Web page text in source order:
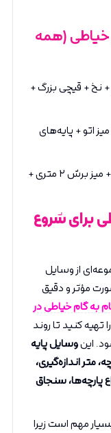
(همه
نخ + قیچی بزرگ +
اتو + پایه‌های
وسایل حرفه‌ای و کارگاهی چرخ میان‌دوخت + میز برش ۲ متری +
برای شروع
از وسایل
مؤثر و دقیق
به گام خیاطی در
تهیه کنید تا روند
اینوسایل پایه
اندازه‌گیری،
پارچه‌ها، سنجاق
مهم است زیرا